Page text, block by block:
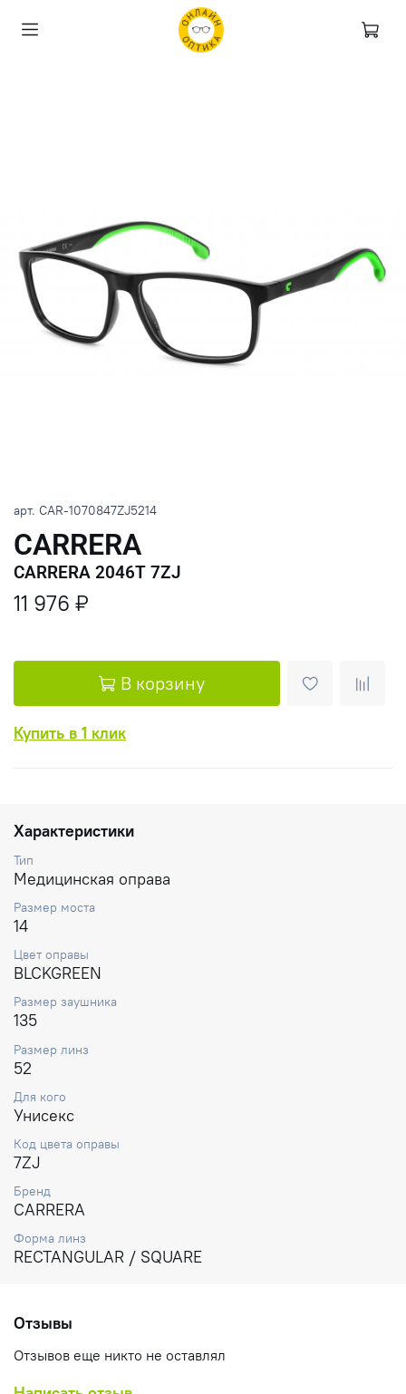
арт. CAR-1070847ZJ5214
CARRERA
CARRERA 2046T 7ZJ
11 976 ₽
В корзину
Купить в 1 клик
Характеристики
Тип
Медицинская оправа
Размер моста
14
Цвет оправы
BLCKGREEN
Размер заушника
135
Размер линз
52
Для кого
Унисекс
Код цвета оправы
7ZJ
Бренд
CARRERA
Форма линз
RECTANGULAR / SQUARE
Отзывы
Отзывов еще никто не оставлял